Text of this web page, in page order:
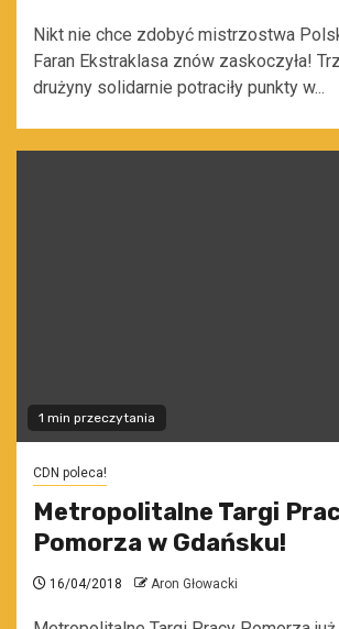
Nikt nie chce zdobyć mistrzostwa
Faran Ekstraklasa znów zaskoczyła!
drużyny solidarnie potraciły punkty w...
1 min przeczytania
CDN poleca!
Metropolitalne Targi
Pomorza w Gdańsku!
16/04/2018 Aron Głowacki